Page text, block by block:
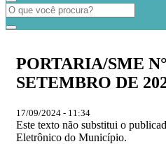
PORTARIA/SME
SETEMBRO DE
17/09/2024 - 11:34
Este texto não substitui o
Eletrônico do Município.